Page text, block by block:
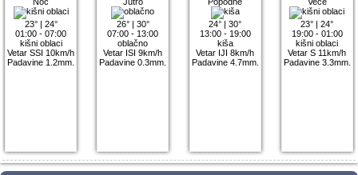
23°| 24°
01:00 - 07:00
kišni oblaci
Vetar SSI 10km/h
Padavine 1.2mm.
26°| 30°
07:00 - 13:00
oblačno
Vetar ISI 9km/h
Padavine 0.3mm.
24° |30°
13:00 - 19:00
kiša
Vetar IJI 8km/h
Padavine 4.7mm.
23° |24°
19:00 - 01:00
kišni oblaci
Vetar S 11km/h
Padavine 3.3mm.